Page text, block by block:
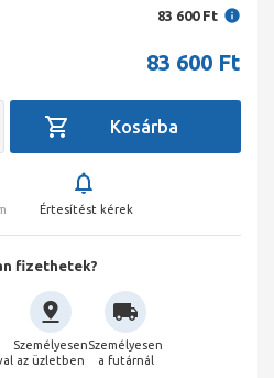
83 600 Ft
83 600 Ft
Értesítést kérek
fizethetek?
Személyesen
az üzletben
Személyesen
a futárnál